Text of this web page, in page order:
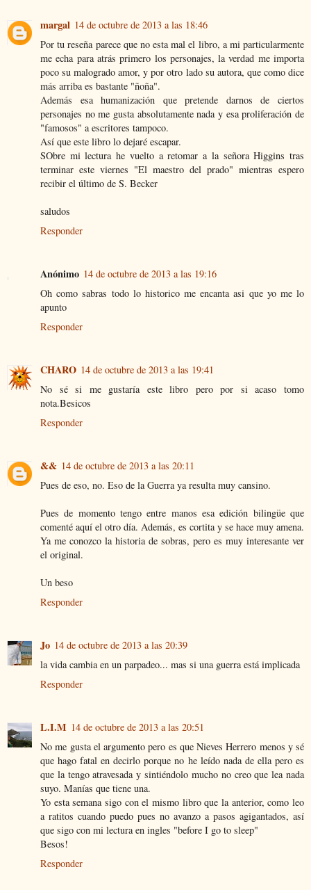
margal 14 de octubre de 2013 a las 18:46
Por tu reseña parece que no esta mal el libro, a mi particularmente
me echa para atrás primero los personajes, la verdad me importa
poco su malogrado amor, y por otro lado su autora, que como dice
más arriba es bastante "ñoña".
Además esa humanización que pretende darnos de ciertos
personajes no me gusta absolutamente nada y esa proliferación de
"famosos" a escritores tampoco.
Así que este libro lo dejaré escapar.
SObre mi lectura he vuelto a retomar a la señora Higgins tras
terminar este viernes "El maestro del prado" mientras espero
recibir el último de S. Becker
saludos
Responder
Anónimo 14 de octubre de 2013 a las 19:16
Oh como sabras todo lo historico me encanta asi que yo me lo
apunto
Responder
CHARO 14 de octubre de 2013 a las 19:41
No sé si me gustaría este libro pero por si acaso tomo
nota.Besicos
Responder
&& 14 de octubre de 2013 a las 20:11
Pues de eso, no. Eso de la Guerra ya resulta muy cansino.
Pues de momento tengo entre manos esa edición bilingüe que
comenté aquí el otro día. Además, es cortita y se hace muy amena.
Ya me conozco la historia de sobras, pero es muy interesante ver
el original.
Un beso
Responder
Jo 14 de octubre de 2013 a las 20:39
la vida cambia en un parpadeo... mas si una guerra está implicada
Responder
L.I.M 14 de octubre de 2013 a las 20:51
No me gusta el argumento pero es que Nieves Herrero menos y sé
que hago fatal en decirlo porque no he leído nada de ella pero es
que la tengo atravesada y sintiéndolo mucho no creo que lea nada
suyo. Manías que tiene una.
Yo esta semana sigo con el mismo libro que la anterior, como leo
a ratitos cuando puedo pues no avanzo a pasos agigantados, así
que sigo con mi lectura en ingles "before I go to sleep"
Besos!
Responder